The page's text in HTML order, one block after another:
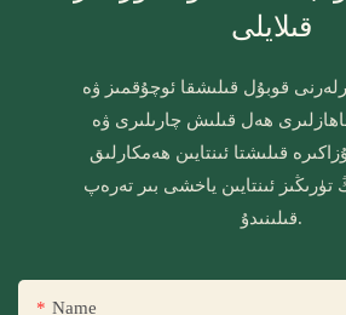
قىلايلى
قوبۇل قىلىشقا ئوچۇقمىز ۋە
ھەل قىلىش چارىلىرى ۋە
قىلىشتا ئىنتايىن ھەمكارلىق
تۈرىڭىز ئىنتايىن ياخشى بىر تەرەپ
قىلىنىدۇ.
Name